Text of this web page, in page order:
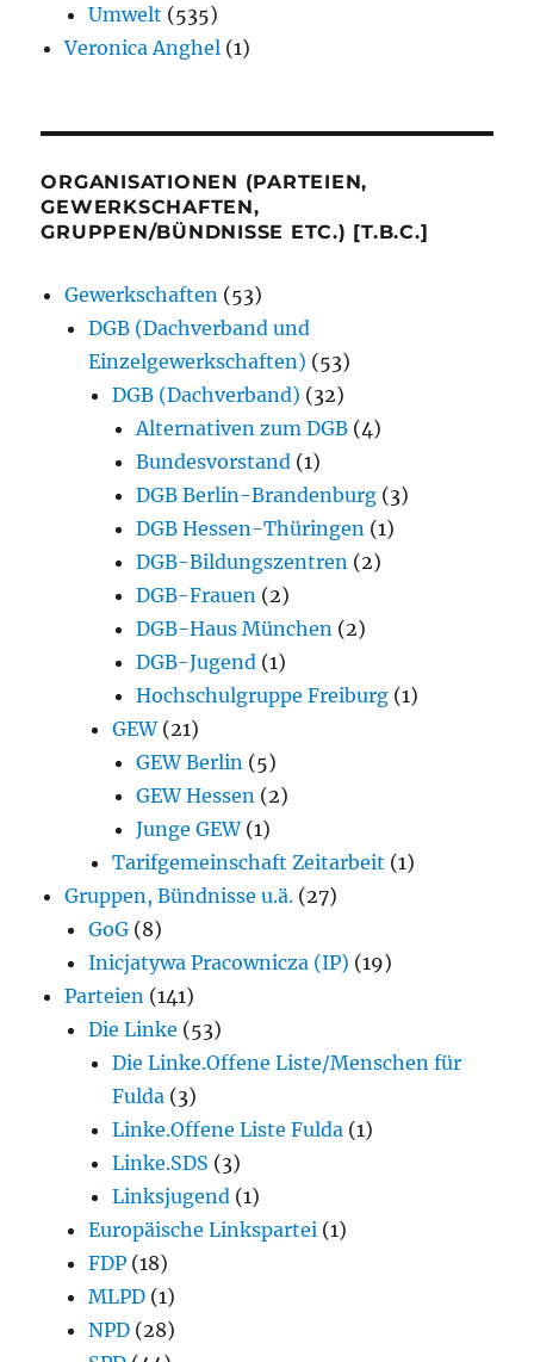
Umwelt (535)
Veronica Anghel (1)
ORGANISATIONEN (PARTEIEN,
GEWERKSCHAFTEN,
GRUPPEN/BÜNDNISSE ETC.) [T.B.C.]
Gewerkschaften (53)
DGB (Dachverband und
Einzelgewerkschaften) (53)
DGB (Dachverband) (32)
Alternativen zum DGB (4)
Bundesvorstand (1)
DGB Berlin-Brandenburg (3)
DGB Hessen-Thüringen (1)
DGB-Bildungszentren (2)
DGB-Frauen (2)
DGB-Haus München (2)
DGB-Jugend (1)
Hochschulgruppe Freiburg (1)
GEW(21)
GEW Berlin (5)
GEW Hessen (2)
Junge GEW(1)
Tarifgemeinschaft Zeitarbeit (1)
Gruppen, Bündnisse u.ä. (27)
GoG (8)
Inicjatywa Pracownicza (IP) (19)
Parteien (141)
Die Linke (53)
Die Linke.Offene Liste/Menschen für
Fulda (3)
Linke.Offene Liste Fulda (1)
Linke.SDS (3)
Linksjugend (1)
Europäische Linkspartei (1)
FDP (18)
MLPD (1)
NPD (28)